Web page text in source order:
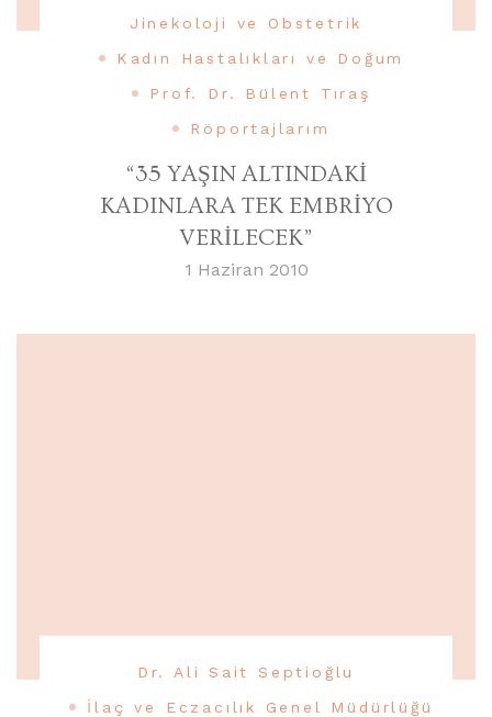
Jinekoloji ve Obstetrik
Kadın Hastalıkları ve Doğum
Prof. Dr. Bülent Tıraş
Röportajlarım
“35 YAŞIN ALTINDAKİ
KADINLARA TEK EMBRİYO
VERİLECEK”
1 Haziran 2010
Dr. Ali Sait Septioğlu
İlaç ve Eczacılık Genel Müdürlüğü